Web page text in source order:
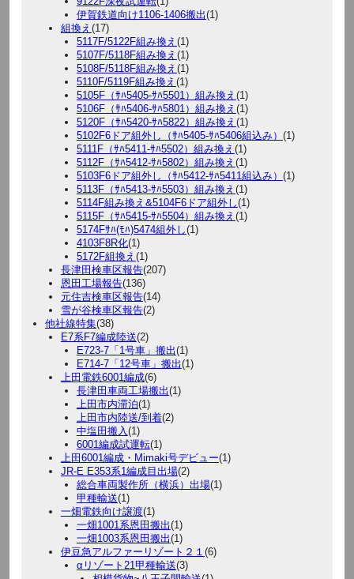
伊賀鉄道向け1106-1406搬出(1)
組換え (17)
5117F/5122F組み換え (1)
5107F/5118F組み換え (1)
5108F/5118F組み換え (1)
5110F/5119F組み換え (1)
5105F（ｻﾊ5405-ｻﾊ5501）組み換え (1)
5106F（ｻﾊ5406-ｻﾊ5801）組み換え (1)
5120F（ｻﾊ5420-ｻﾊ5822）組み換え (1)
5102F6ドア組外し（ｻﾊ5405-ｻﾊ5406組込み） (1)
5111F（ｻﾊ5411-ｻﾊ5502）組み換え (1)
5112F（ｻﾊ5412-ｻﾊ5802）組み換え (1)
5103F6ドア組外し（ｻﾊ5412-ｻﾊ5411組込み） (1)
5113F（ｻﾊ5413-ｻﾊ5503）組み換え (1)
5114F組み換え&5104F6ドア組外し(1)
5115F（ｻﾊ5415-ｻﾊ5504）組み換え (1)
5174Fｻﾊ(ﾓﾊ)5474組外し(1)
4103F8R化(1)
5172F組換え (1)
長津田検車区報告(207)
恩田工場報告(136)
元住吉検車区報告(14)
雪が谷検車区報告(2)
他社線特集(38)
E7系F7編成陸送(2)
E723-7「1号車」搬出(1)
E714-7「12号車」搬出(1)
上田電鉄6001編成(6)
長津田車両工場搬出(1)
上田市内滞泊(1)
上田市内陸送/到着(2)
中塩田搬入 (1)
6001編成試運転(1)
上田6001編成・Mimaki号デビュー(1)
JR-E E353系1編成目出場(2)
総合車両製作所（横浜）出場(1)
甲種輸送(1)
一畑電鉄向け譲渡(1)
一畑1001系恩田搬出(1)
一畑1003系恩田搬出(1)
伊豆急アルファーリゾート２１ (6)
αリゾート21甲種輸送(3)